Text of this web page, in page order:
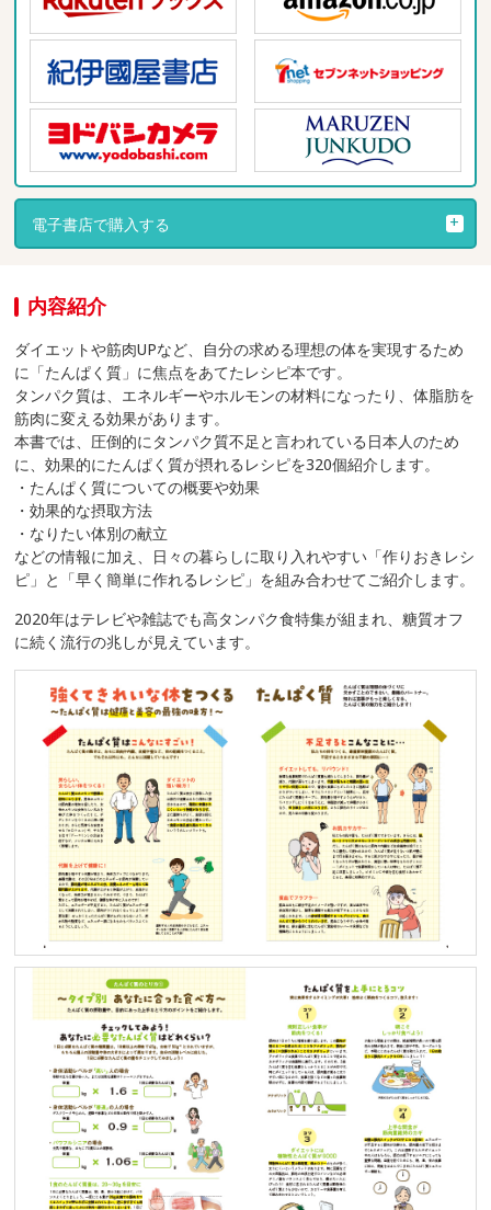
電子書店で購入する
内容紹介
ダイエットや筋肉UPなど、自分の求める理想の体を実現するため
に「たんぱく質」に焦点をあてたレシピ本です。
タンパク質は、エネルギーやホルモンの材料になったり、体脂肪を
筋肉に変える効果があります。
本書では、圧倒的にタンパク質不足と言われている日本人のため
に、効果的にたんぱく質が摂れるレシピを320個紹介します。
・たんぱく質についての概要や効果
・効果的な摂取方法
・なりたい体別の献立
などの情報に加え、日々の暮らしに取り入れやすい「作りおきレシ
ピ」と「早く簡単に作れるレシピ」を組み合わせてご紹介します。
2020年はテレビや雑誌でも高タンパク食特集が組まれ、糖質オフ
に続く流行の兆しが見えています。